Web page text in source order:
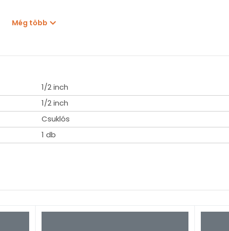
Még több
1/2 inch
1/2 inch
Csuklós
1 db